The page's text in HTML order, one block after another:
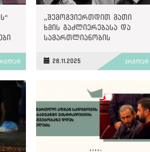
„შემოგვიერთდით მათი
ხმის გაძლიერებასა და
სამართლიანობის
International-ი
პატიმრობაში მყოფ „ოთხ
28.11.2025 ვრცლად